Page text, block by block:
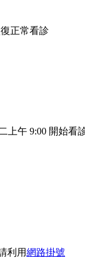
正常看診
上午 9:00 開始看
利用網路掛號